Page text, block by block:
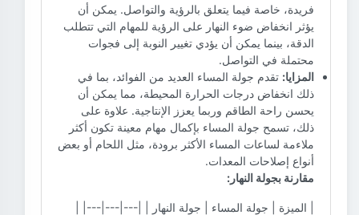
فريدة، خاصة فيما يتعلق بالرؤية والتواصل. يمكن أن
يؤثر انخفاض ضوء النهار على الرؤية للمهام التي تتطلب
الدقة، بينما يمكن أن يؤدي تغيير النوبة إلى فجوات
محتملة في التواصل.
المزايا: تقدم جولة المساء العديد من الفوائد، بما في
ذلك انخفاض درجات الحرارة المحيطة، مما يمكن أن
يحسن راحة الطاقم وربما يعزز الإنتاجية. علاوة على
ذلك، تسمح جولة المساء بإكمال مهام معينة تكون أكثر
ملاءمة لساعات المساء الأكثر برودة، مثل اللحام أو بعض
أنواع إصلاحات المعدات.
مقارنة بجولة النهار:
| الميزة | جولة المساء | جولة النهار | |---|---|---| |